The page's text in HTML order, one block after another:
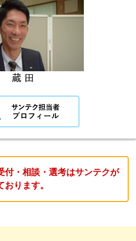
・相談・選考はサンテクが
ります。